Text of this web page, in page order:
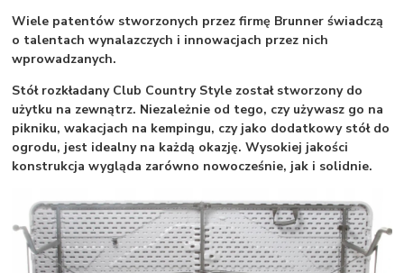
Wiele patentów stworzonych przez firmę Brunner świadczą
o talentach wynalazczych i innowacjach przez nich
wprowadzanych.
Stół rozkładany Club Country Style został stworzony do
użytku na zewnątrz. Niezależnie od tego, czy używasz go na
pikniku, wakacjach na kempingu, czy jako dodatkowy stół do
ogrodu, jest idealny na każdą okazję. Wysokiej jakości
konstrukcja wygląda zarówno nowocześnie, jak i solidnie.